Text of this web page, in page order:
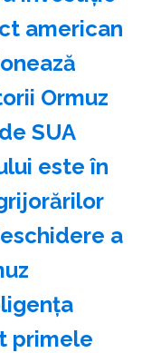
american
Ormuz
SUA
este în
a
primele